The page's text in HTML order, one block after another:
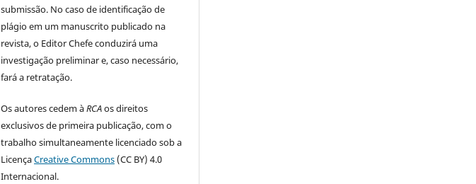
submissão. No caso de identificação de
plágio em um manuscrito publicado na
revista, o Editor Chefe conduzirá uma
investigação preliminar e, caso necessário,
fará a retratação.
Os autores cedem àRCAos direitos
exclusivos de primeira publicação, com o
trabalho simultaneamente licenciado sob a
LicençaCreative Commons (CC BY) 4.0
Internacional.